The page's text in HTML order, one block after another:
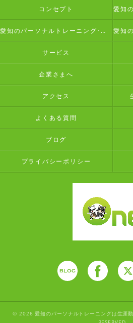
コンセプト
愛知のパーソナルトレーニング･生涯動ける体研究所 Oneの評判
サービス
企業さまへ
アクセス
よくある質問
ブログ
プライバシーポリシー
© 2026 愛知のパーソナルトレーニングは生涯